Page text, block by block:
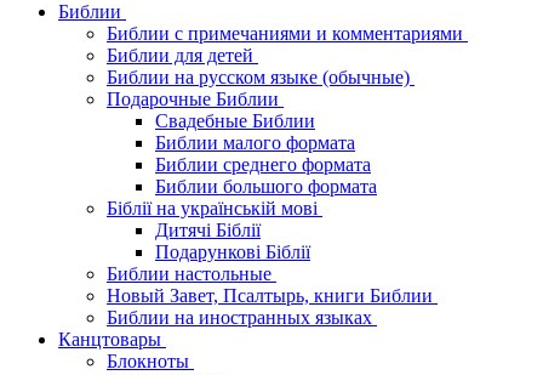
Библии
Библии с примечаниями и комментариями
Библии для детей
Библии на русском языке (обычные)
Подарочные Библии
Свадебные Библии
Библии малого формата
Библии среднего формата
Библии большого формата
Біблії на українській мові
Дитячі Біблії
Подарункові Біблії
Библии настольные
Новый Завет, Псалтырь, книги Библии
Библии на иностранных языках
Канцтовары
Блокноты